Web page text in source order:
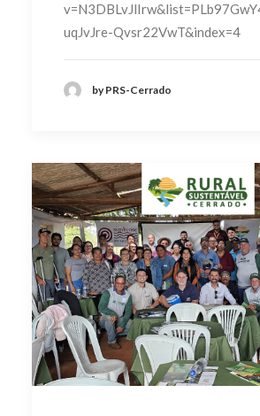
uqJvJre-Qvsr22VwT&index=4
by PRS-Cerrado